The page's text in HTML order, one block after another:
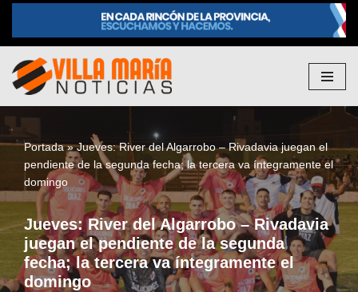
al
contenido
Portada»Jueves: River del Algarrobo – Rivadavia juegan el
pendiente de la segunda fecha; la tercera va íntegramente el
domingo
Jueves: River del Algarrobo – Rivadavia
juegan el pendiente de la segunda
fecha; la tercera va íntegramente el
domingo